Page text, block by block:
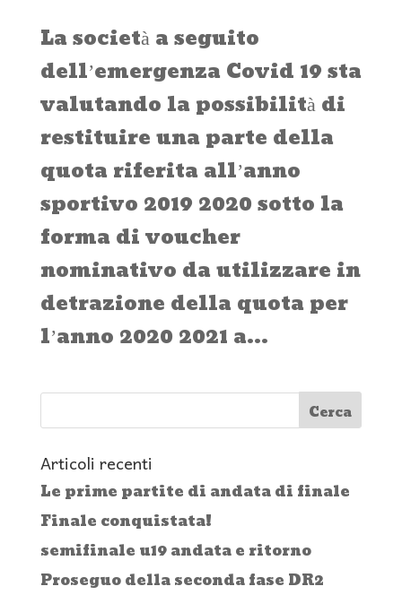
La società a seguito
dell’emergenza Covid 19 sta
valutando la possibilità di
restituire una parte della
quota riferita all’anno
sportivo 2019 2020 sotto la
forma di voucher
nominativo da utilizzare in
detrazione della quota per
l’anno 2020 2021 a...
Articoli recenti
Le prime partite di andata di finale
Finale conquistata!
semifinale u19 andata e ritorno
Proseguo della seconda fase DR2